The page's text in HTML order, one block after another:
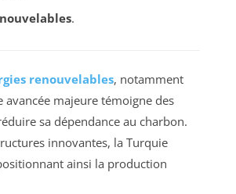
.
renouvelables, notamment
avancée majeure témoigne des
sa dépendance au charbon.
innovantes, la Turquie
ainsi la production